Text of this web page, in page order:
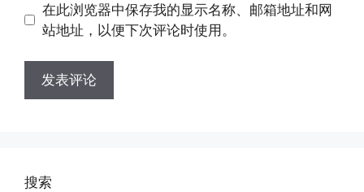
址
址
在此浏览器中保存我的显示名称、邮箱地址和网
站地址，以便下次评论时使用。
搜索